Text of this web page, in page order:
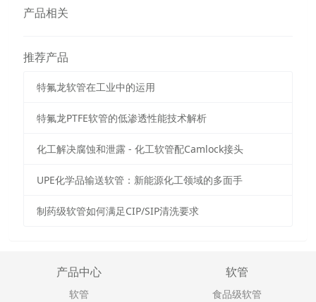
产品相关
推荐产品
特氟龙软管在工业中的运用
特氟龙PTFE软管的低渗透性能技术解析
化工解决腐蚀和泄露 - 化工软管配Camlock接头
UPE化学品输送软管：新能源化工领域的多面手
制药级软管如何满足CIP/SIP清洗要求
产品中心
软管
软管
食品级软管